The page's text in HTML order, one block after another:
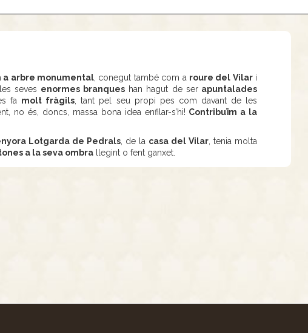
a arbre monumental , conegut també com a roure del Vilari
seves enormes branques han hagut de serapuntalades
fa molt fràgils , tant pel seu propi pes com davant de les
no és, doncs, massa bona idea enfilar-s’hi! Contribuïm a la
Lotgarda de Pedrals, de la casa del Vilar, tenia molta
a la seva ombra llegint o fent ganxet.